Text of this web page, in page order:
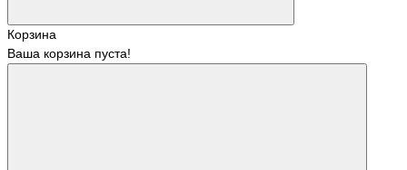
Корзина
Ваша корзина пуста!